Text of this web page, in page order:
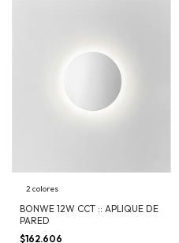
2 colores
BONWE 12W CCT :: APLIQUE DE
PARED
$162.606